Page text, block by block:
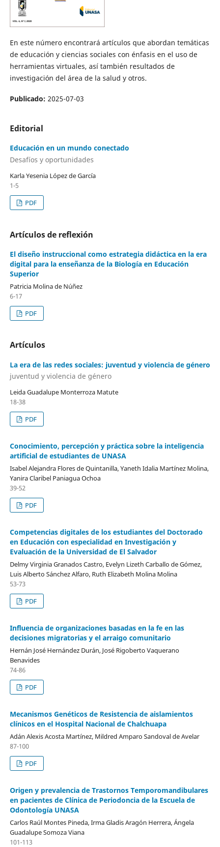
En este número encontrará artículos que abordan temáticas
de educación y ciencias sociales con énfasis en el uso de
herramientas virtuales, así también resultados de
investigación del área de la salud y otros.
Publicado: 2025-07-03
Editorial
Educación en un mundo conectado
Desafíos y oportunidades
Karla Yesenia López de García
1-5
PDF
Artículos de reflexión
El diseño instruccional como estrategia didáctica en la era
digital para la enseñanza de la Biología en Educación
Superior
Patricia Molina de Núñez
6-17
PDF
Artículos
La era de las redes sociales: juventud y violencia de género
juventud y violencia de género
Leida Guadalupe Monterroza Matute
18-38
PDF
Conocimiento, percepción y práctica sobre la inteligencia
artificial de estudiantes de UNASA
Isabel Alejandra Flores de Quintanilla, Yaneth Idalia Martínez Molina,
Yanira Claribel Paniagua Ochoa
39-52
PDF
Competencias digitales de los estudiantes del Doctorado
en Educación con especialidad en Investigación y
Evaluación de la Universidad de El Salvador
Delmy Virginia Granados Castro, Evelyn Lizeth Carballo de Gómez,
Luis Alberto Sánchez Alfaro, Ruth Elizabeth Molina Molina
53-73
PDF
Influencia de organizaciones basadas en la fe en las
decisiones migratorias y el arraigo comunitario
Hernán José Hernández Durán, José Rigoberto Vaquerano
Benavides
74-86
PDF
Mecanismos Genéticos de Resistencia de aislamientos
clínicos en el Hospital Nacional de Chalchuapa
Adán Alexis Acosta Martínez, Mildred Amparo Sandoval de Avelar
87-100
PDF
Origen y prevalencia de Trastornos Temporomandibulares
en pacientes de Clínica de Periodoncia de la Escuela de
Odontología UNASA
Carlos Raúl Montes Pineda, Irma Gladis Aragón Herrera, Ángela
Guadalupe Somoza Viana
101-113